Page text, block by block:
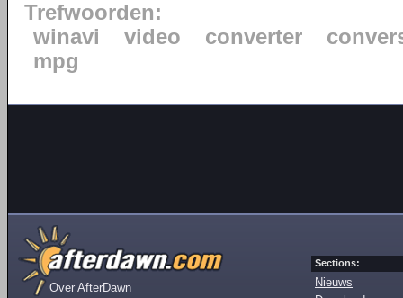
Trefwoorden:
winavi
video converter
mpg
Over AfterDawn
Sections:
Nieuws